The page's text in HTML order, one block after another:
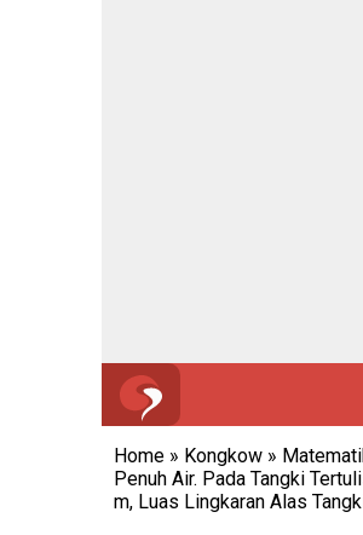
Home » Kongkow »
Penuh Air. Pada Tangki
m, Luas Lingkaran Alas